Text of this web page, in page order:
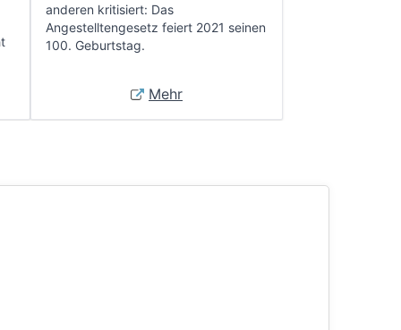
anderen kritisiert: Das
Angestelltengesetz feiert 2021 seinen
100. Geburtstag.
Mehr